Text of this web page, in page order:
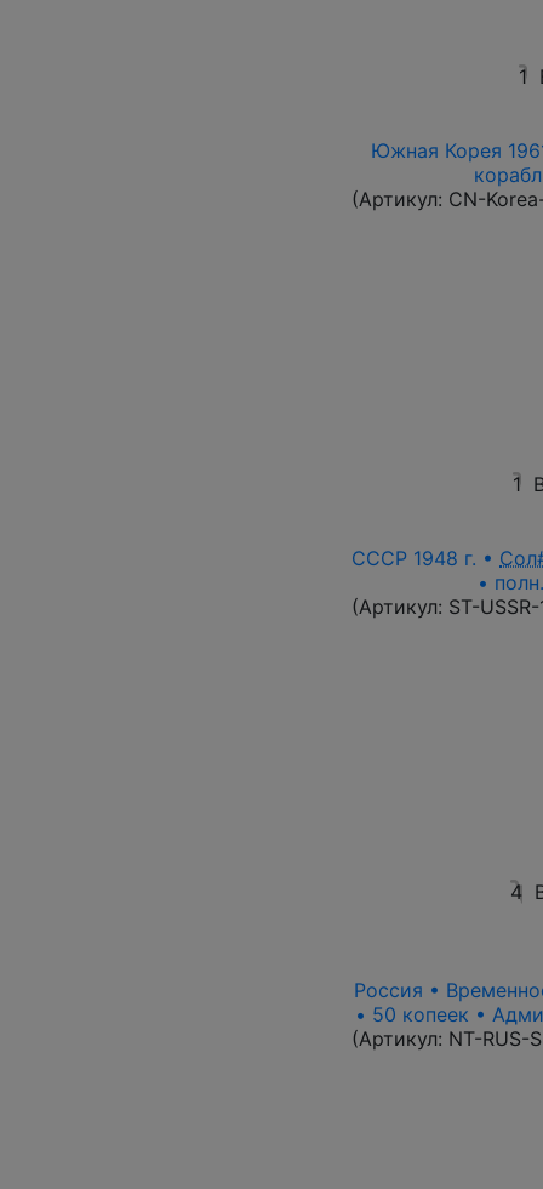
1
Южная Корея
(Артикул: CN-
1
СССР 1948 г. •
•
(Артикул: ST-
4
Россия •
• 50 копеек •
(Артикул: NT-RUS-